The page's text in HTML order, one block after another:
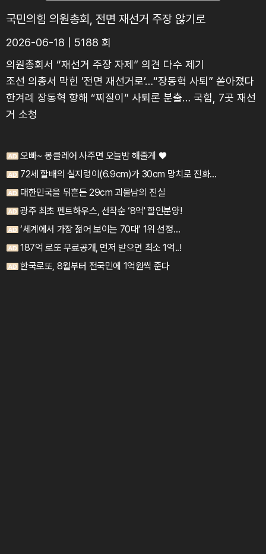
국민의힘 의원총회, 전면 재선거 주장 않기로
2026-06-18 | 5188 회
의원총회서 “재선거 주장 자제” 의견 다수 제기
조선 의총서 막힌 ’전면 재선거로’…“장동혁 사퇴” 쏟아졌다
한겨례 장동혁 향해 “찌질이” 사퇴론 분출… 국힘, 7곳 재선
거 소청